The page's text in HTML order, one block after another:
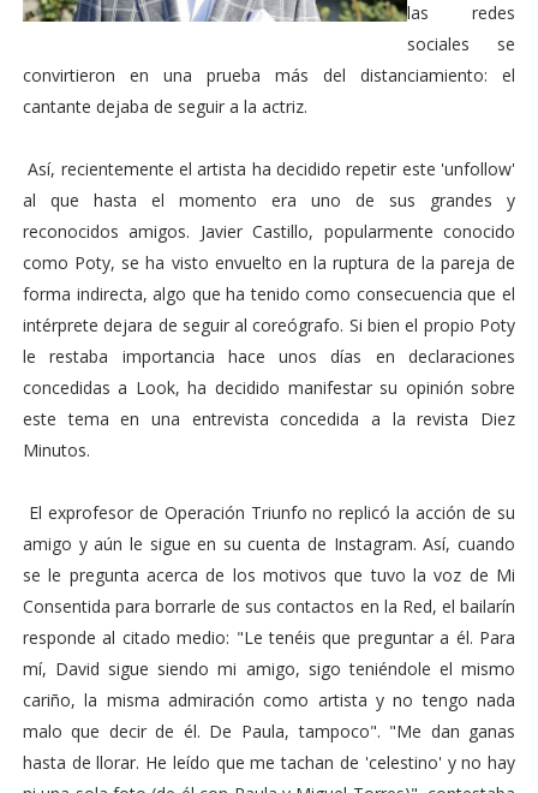
las redes
sociales se
convirtieron en una prueba más del distanciamiento: el
cantante dejaba de seguir a la actriz.
Así, recientemente el artista ha decidido repetir este 'unfollow'
al que hasta el momento era uno de sus grandes y
reconocidos amigos. Javier Castillo, popularmente conocido
como Poty, se ha visto envuelto en la ruptura de la pareja de
forma indirecta, algo que ha tenido como consecuencia que el
intérprete dejara de seguir al coreógrafo. Si bien el propio Poty
le restaba importancia hace unos días en declaraciones
concedidas a Look, ha decidido manifestar su opinión sobre
este tema en una entrevista concedida a la revista Diez
Minutos.
El exprofesor de Operación Triunfo no replicó la acción de su
amigo y aún le sigue en su cuenta de Instagram. Así, cuando
se le pregunta acerca de los motivos que tuvo la voz de Mi
Consentida para borrarle de sus contactos en la Red, el bailarín
responde al citado medio: "Le tenéis que preguntar a él. Para
mí, David sigue siendo mi amigo, sigo teniéndole el mismo
cariño, la misma admiración como artista y no tengo nada
malo que decir de él. De Paula, tampoco". "Me dan ganas
hasta de llorar. He leído que me tachan de 'celestino' y no hay